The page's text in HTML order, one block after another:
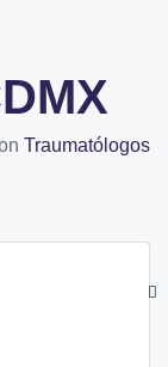
Traumatólogos